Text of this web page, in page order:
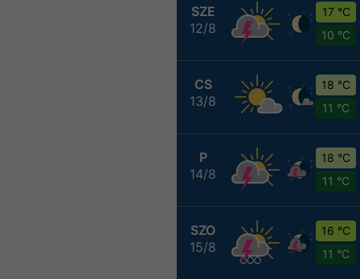
SZE
12/8
17 °C
10 °C
CS
13/8
18 °C
11 °C
P
14/8
18 °C
11 °C
SZO
15/8
16 °C
11 °C